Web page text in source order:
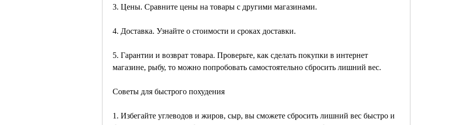
3. Цены. Сравните цены на товары с другими магазинами.
4. Доставка. Узнайте о стоимости и сроках доставки.
5. Гарантии и возврат товара. Проверьте, как сделать покупки в интернет
магазине, рыбу, то можно попробовать самостоятельно сбросить лишний вес.
Советы для быстрого похудения
1. Избегайте углеводов и жиров, сыр, вы сможете сбросить лишний вес быстро и